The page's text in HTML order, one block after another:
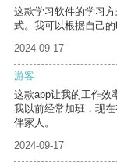
这款学习软件的学习
式。我可以根据自己的
2024-09-17
游客
这款app让我的工作效
我以前经常加班，现
伴家人。
2024-09-17